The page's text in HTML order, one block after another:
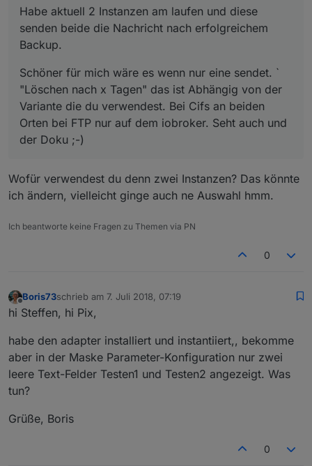
Habe aktuell 2 Instanzen am laufen und diese
senden beide die Nachricht nach erfolgreichem
Backup.
Schöner für mich wäre es wenn nur eine sendet. `
"Löschen nach x Tagen" das ist Abhängig von der
Variante die du verwendest. Bei Cifs an beiden
Orten bei FTP nur auf dem iobroker. Seht auch und
der Doku ;-)
Wofür verwendest du denn zwei Instanzen? Das könnte
ich ändern, vielleicht ginge auch ne Auswahl hmm.
Ich beantworte keine Fragen zu Themen via PN
0
Offline
Boris73schrieb am 7. Juli 2018, 07:19
zuletzt editiert von
hi Steffen, hi Pix,
habe den adapter installiert und instantiiert,, bekomme
aber in der Maske Parameter-Konfiguration nur zwei
leere Text-Felder Testen1 und Testen2 angezeigt. Was
tun?
Grüße, Boris
0